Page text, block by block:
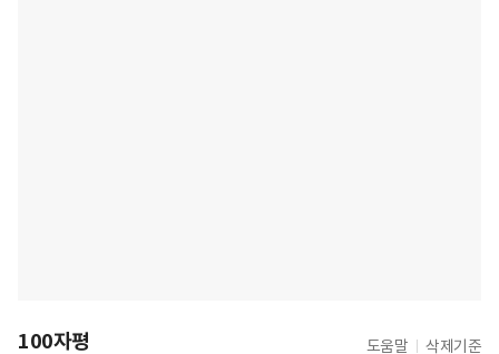
100자평 도움말 삭제기준